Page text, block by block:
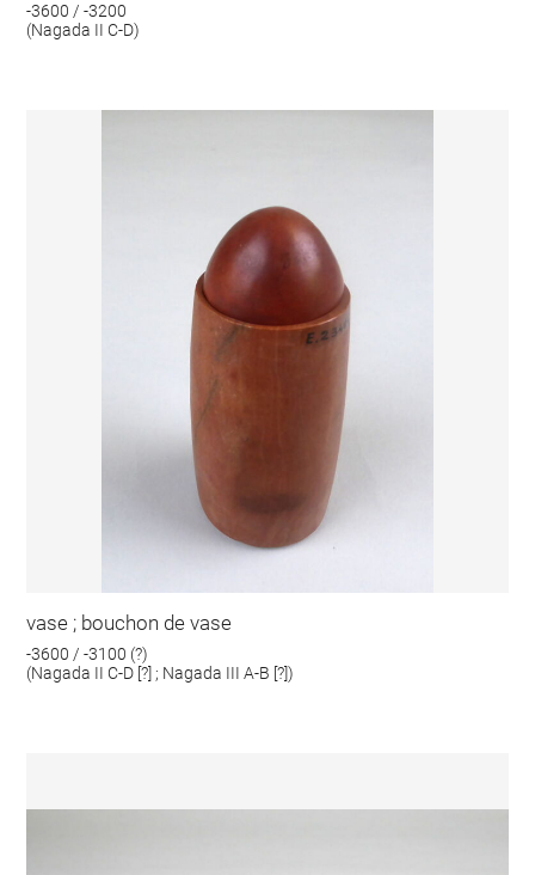
-3600 / -3200
(Nagada II C-D)
vase ; bouchon de vase
-3600 / -3100 (?)
(Nagada II C-D [?] ; Nagada III A-B [?])